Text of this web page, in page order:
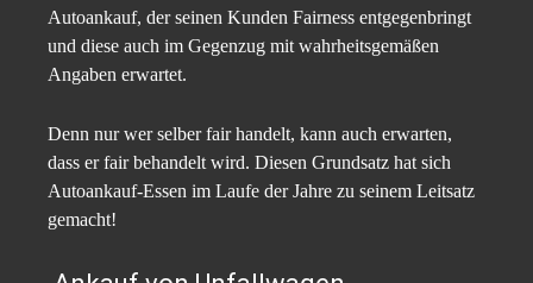
Autoankauf, der seinen Kunden Fairness entgegenbringt
und diese auch im Gegenzug mit wahrheitsgemäßen
Angaben erwartet.
Denn nur wer selber fair handelt, kann auch erwarten,
dass er fair behandelt wird. Diesen Grundsatz hat sich
Autoankauf-Essen im Laufe der Jahre zu seinem Leitsatz
gemacht!